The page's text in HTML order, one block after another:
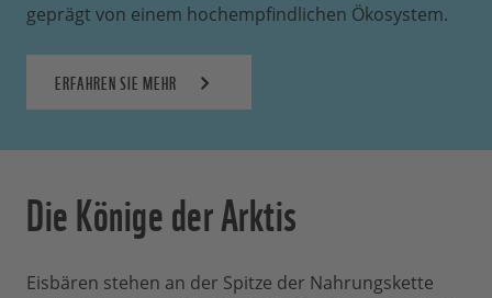
geprägt von einem hochempfindlichen Ökosystem.
ERFAHREN SIE MEHR
Die Könige der Arktis
Eisbären stehen an der Spitze der Nahrungskette